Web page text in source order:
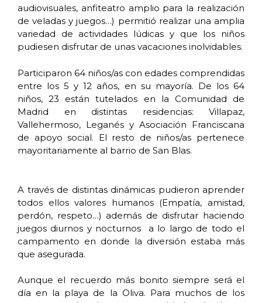
audiovisuales, anfiteatro amplio para la realización
de veladas y juegos…) permitió realizar una amplia
variedad de actividades lúdicas y que los niños
pudiesen disfrutar de unas vacaciones inolvidables.
Participaron 64 niños/as con edades comprendidas
entre los 5 y 12 años, en su mayoría. De los 64
niños, 23 están tutelados en la Comunidad de
Madrid en distintas residencias: Villapaz,
Vallehermoso, Leganés y Asociación Franciscana
de apoyo social. El resto de niños/as pertenece
mayoritariamente al barrio de San Blas.
A través de distintas dinámicas pudieron aprender
todos ellos valores humanos (Empatía, amistad,
perdón, respeto…) además de disfrutar haciendo
juegos diurnos y nocturnos a lo largo de todo el
campamento en donde la diversión estaba más
que asegurada.
Aunque el recuerdo más bonito siempre será el
día en la playa de la Oliva. Para muchos de los